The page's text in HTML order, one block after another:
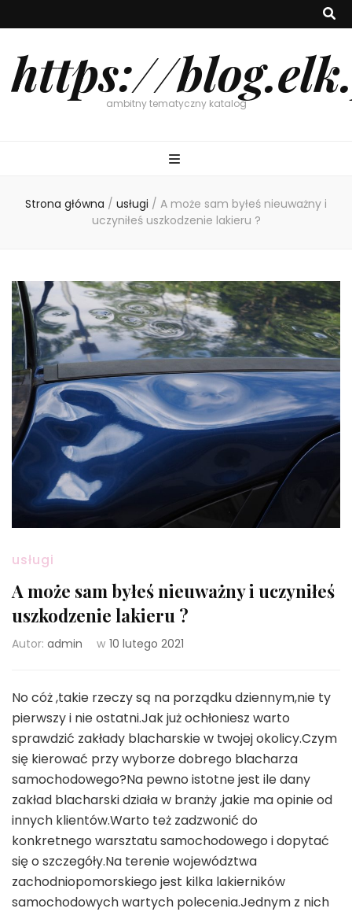
https://ambitny tematyczny katalog
Strona główna / usługi / A może sam byłeś nieuważny i
uczyniłeś uszkodzenie lakieru ?
usługi
A może sam byłeś nieuważny i uczyniłeś
uszkodzenie lakieru ?
Autor: admin w 10 lutego 2021
No cóż ,takie rzeczy są na porządku dziennym,nie ty
pierwszy i nie ostatni.Jak już ochłoniesz warto
sprawdzić zakłady blacharskie w twojej okolicy.Czym
się kierować przy wyborze dobrego blacharza
samochodowego?Na pewno istotne jest ile dany
zakład blacharski działa w branży ,jakie ma opinie od
innych klientów.Warto też zadzwonić do
konkretnego warsztatu samochodowego i dopytać
się o szczegóły.Na terenie województwa
zachodniopomorskiego jest kilka lakierników
samochodowych wartych polecenia.Jednym z nich